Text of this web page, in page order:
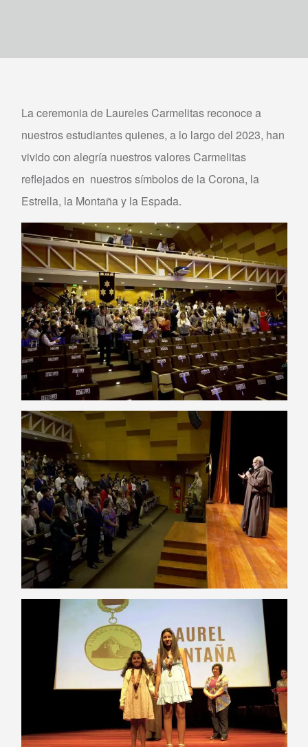
La ceremonia de Laureles Carmelitas reconoce a
nuestros estudiantes quienes, a lo largo del 2023, han
vivido con alegría nuestros valores Carmelitas
reflejados en nuestros símbolos de la Corona, la
Estrella, la Montaña y la Espada.